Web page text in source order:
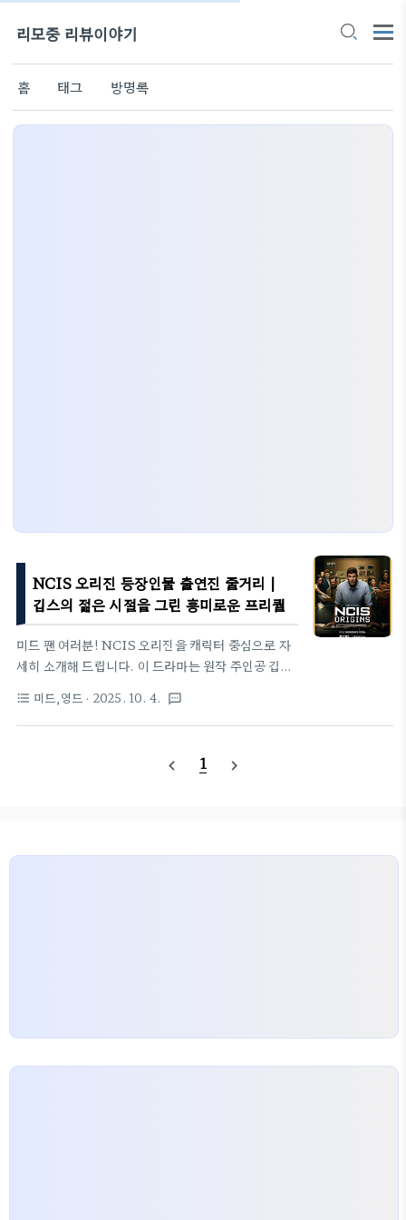
리모중 리뷰이야기
홈 태그 방명록
NCIS 오리진 등장인물 출연진 줄거리 |
깁스의 젊은 시절을 그린 흥미로운 프리퀄
미드 팬 여러분! NCIS 오리진을 캐릭터 중심으로 자
세히 소개해 드립니다. 이 드라마는 원작 주인공 깁스
신입 생활과 멘토십, 가족 비극을 통해 원작의 뿌리를
탐구합니다. 최근 시즌 2 캐스트 업데이트로 더 기대
해석하는 점이 매력적입니다. 국내 채널나우 방송으
1991년 캠프 펜들턴 배경으로 그려내며, 해군 범죄
format_list_bulleted 미드,영드 · 2025. 10. 4. textsms
navigate_before 1 navigate_next